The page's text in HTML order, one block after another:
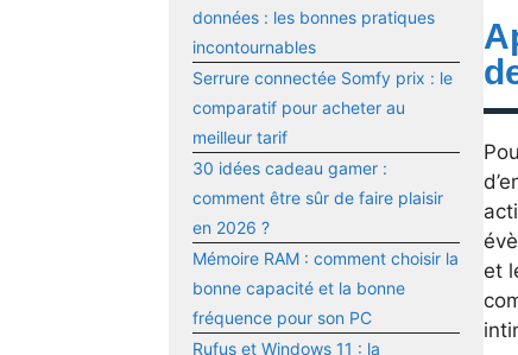
données : les bonnes pratiques
incontournables
Serrure connectée Somfy prix : le
comparatif pour acheter au
meilleur tarif
30 idées cadeau gamer :
comment être sûr de faire plaisir
en 2026 ?
Mémoire RAM : comment choisir la
bonne capacité et la bonne
fréquence pour son PC
Rufus et Windows 11 : la
et